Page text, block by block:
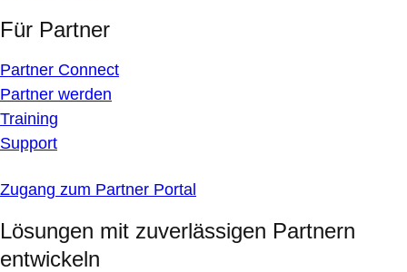
Für Partner
Partner Connect
Partner werden
Training
Support
Zugang zum Partner Portal
Lösungen mit zuverlässigen Partnern
entwickeln